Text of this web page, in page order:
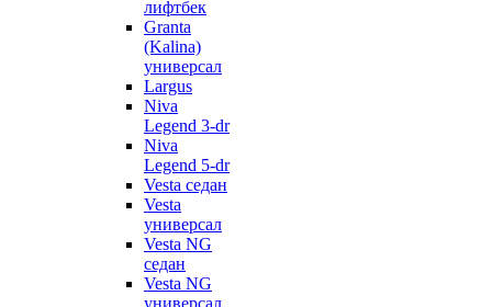
лифтбек
Granta
(Kalina)
универсал
Largus
Niva
Legend 3-dr
Niva
Legend 5-dr
Vesta седан
Vesta
универсал
Vesta NG
седан
Vesta NG
универсал